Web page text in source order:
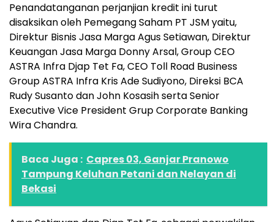
Penandatanganan perjanjian kredit ini turut
disaksikan oleh Pemegang Saham PT JSM yaitu,
Direktur Bisnis Jasa Marga Agus Setiawan, Direktur
Keuangan Jasa Marga Donny Arsal, Group CEO
ASTRA Infra Djap Tet Fa, CEO Toll Road Business
Group ASTRA Infra Kris Ade Sudiyono, Direksi BCA
Rudy Susanto dan John Kosasih serta Senior
Executive Vice President Grup Corporate Banking
Wira Chandra.
Baca Juga : Capres 03, Ganjar Pranowo
Tampung Keluhan Petani dan Nelayan di
Bekasi